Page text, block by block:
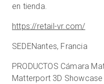
en tienda.
https://retail-vr.com/
SEDENantes, Francia
PRODUCTOS Cámara
Matterport 3D Showcase